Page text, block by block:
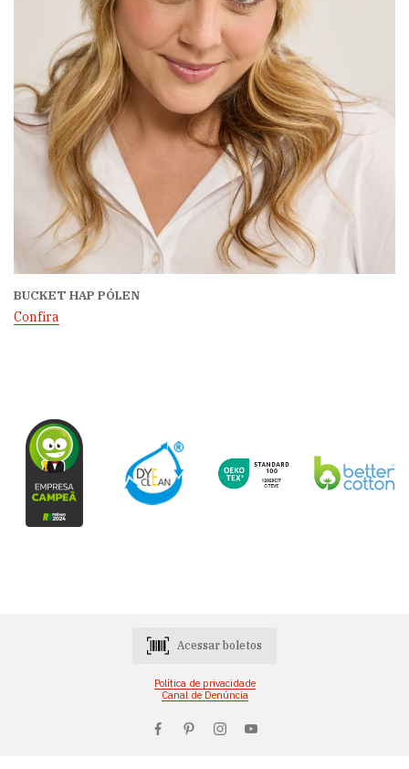
BUCKET HAP PÓLEN
Confira
Acessar boletos
Política de privacidade
Canal de Denúncia